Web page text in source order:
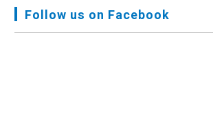
Audit Report FY-2076-077 - २०७७
Follow us on Facebook